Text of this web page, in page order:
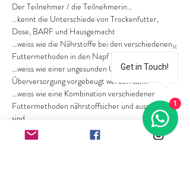
Der Teilnehmer / die Teilnehmerin…
…kennt die Unterschiede von Trockenfutter,
Dose, BARF und Hausgemacht
…weiss wie die Nährstoffe bei den verschiedenen
Futtermethoden in den Napf kommen
…weiss wie einer ungesunden Unter- aber auch
Überversorgung vorgebeugt werden kann
…weiss wie eine Kombination verschiedener
Futtermethoden nährstoffsicher und ausgewogen
sind
…weiss, wie man Futtermethoden an meinen
Alltag anpassen kann
Get in Touch!
1